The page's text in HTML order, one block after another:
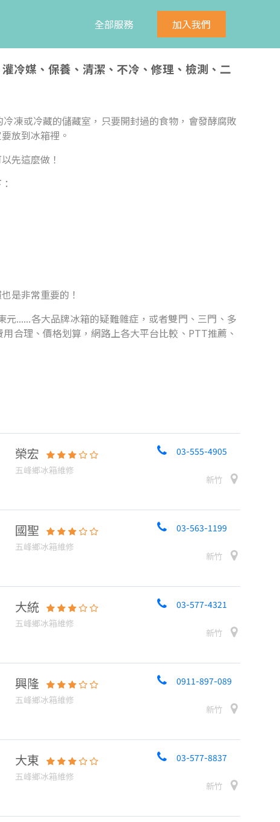
全部服務 加入我們
冷媒、保養、清潔、不冷、修理、檢測、二
凍或冷藏的儲藏室，只要開封過的食物，會發酵腐敗
放到冰箱裡。
先這麼做！
是非常重要的！
......各大品牌冰箱的疑難雜症，或者雙門、三門、多
合理、價格划算，網路上各大平台比較、PTT推薦、
榮宏
五峰鄉冰箱維修
03-555-4905
新竹
國聖
五峰鄉冰箱維修
03-563-1199
新竹
大統
五峰鄉冰箱維修
03-577-4321
新竹
興隆
五峰鄉冰箱維修
0911-897-089
新竹
大東
五峰鄉冰箱維修
03-577-8837
新竹